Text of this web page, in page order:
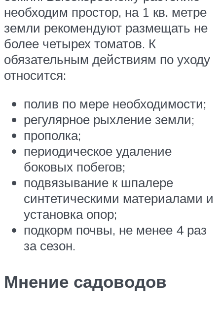
необходим простор, на 1 кв. метре
земли рекомендуют размещать не
более четырех томатов. К
обязательным действиям по уходу
относится:
полив по мере необходимости;
регулярное рыхление земли;
прополка;
периодическое удаление
боковых побегов;
подвязывание к шпалере
синтетическими материалами и
установка опор;
подкорм почвы, не менее 4 раз
за сезон.
Мнение садоводов